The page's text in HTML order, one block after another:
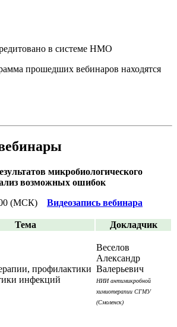
в системе НМО
прошедших вебинаров находятся
микробиологического
возможных ошибок
(МСК) Видеозапись вебинара
Тема Докладчик
профилактики
инфекций
Веселов
Александр
Валерьевич
НИИ антимикробной
химиотерапии СГМУ
(Смоленск)